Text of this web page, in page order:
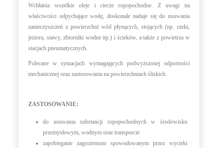
Wchłania wszelkie oleje i ciecze ropopochodne. Z uwagi na
właściwości odpychające wodę, doskonale nadaje się do usuwania
zanieczyszczeń z powierzchni wód płynących, stojących (np. rzeki,
jeziora, stawy, zbiorniki wodne itp.) i ścieków, a także z powietrza w
stacjach pneumatycznych.
Polecane w sytuacjach wymagających podwyższonej odporności
mechanicznej oraz zastosowania na powierzchniach śliskich.
ZASTOSOWANIE:
do usuwania substancji ropopochodnych w środowisku
przemysłowym, wodnym oraz transporcie
zapobieganie zagrożeniom spowodowanym przez wycieki